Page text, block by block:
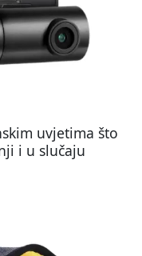
uvjetima što
i u slučaju